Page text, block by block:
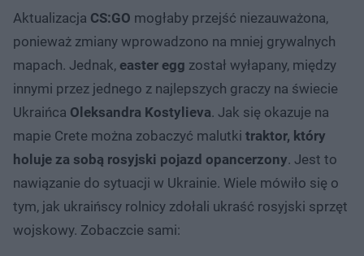
Aktualizacja CS:GO mogłaby przejść niezauważona,
ponieważ zmiany wprowadzono na mniej grywalnych
mapach. Jednak, easter egg został wyłapany, między
innymi przez jednego z najlepszych graczy na świecie
Ukraińca Oleksandra Kostylieva. Jak się okazuje na
mapie Crete można zobaczyć malutki traktor, który
holuje za sobą rosyjski pojazd opancerzony. Jest to
nawiązanie do sytuacji w Ukrainie. Wiele mówiło się o
tym, jak ukraińscy rolnicy zdołali ukraść rosyjski sprzęt
wojskowy. Zobaczcie sami: